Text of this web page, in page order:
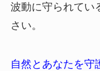
波動に守られてい
さい。
自然とあなたを守